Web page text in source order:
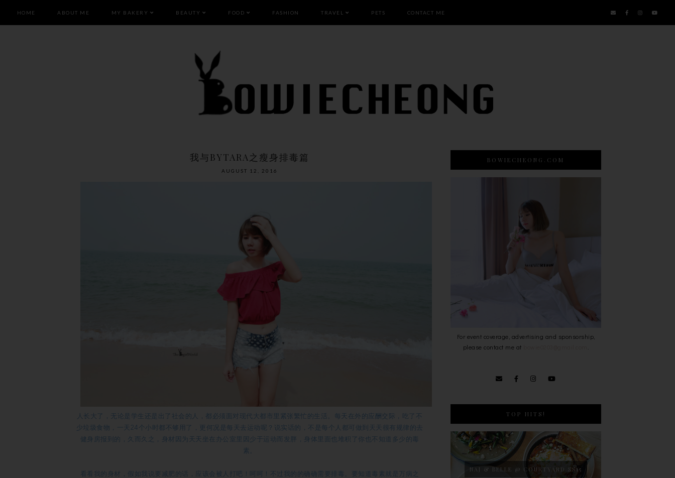
HOME ABOUT ME MY BAKERY BEAUTY FOOD FASHION TRAVEL PETS CONTACT ME
我与BYTARA之瘦身排毒篇
AUGUST 12, 2016
人长大了，无论是学生还是出了社会的人，都必须面对现代大都市里紧张繁忙的生活。每天在外的应酬交际，吃了不
少垃圾食物，一天24个小时都不够用了，更何况是每天去运动呢？说实话的，不是每个人都可做到天天很有规律的去
健身房报到的，久而久之，身材因为天天坐在办公室里因少于运动而发胖，身体里面也堆积了你也不知道多少的毒
素。
看看我的身材，假如我说要减肥的话，应该会被人打吧！呵呵！不过我的的确确需要排毒。要知道毒素就是万病之
BOWIECHEONG.COM
For event coverage, advertising and sponsorship,
please contact me at
TOP HITS!
NAJ & BELLE @ COURTYARD SS15